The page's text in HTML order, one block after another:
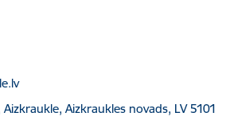
Aizkraukle, Aizkraukles novads, LV 5101